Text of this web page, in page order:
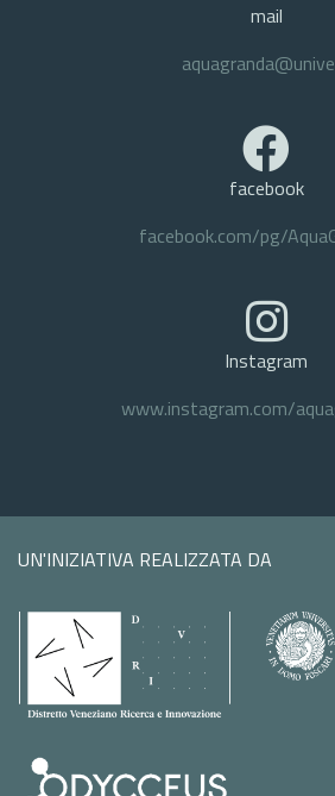
mail
facebook
facebook.com/pg/
Instagram
www.instagram.com/
UN'INIZIATIVA REALIZZATA DA